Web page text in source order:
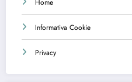
Home
Informativa Cookie
Privacy